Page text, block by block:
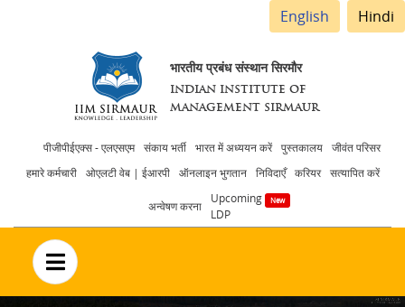
English Hindi
भारतीय प्रबंध संस्थान सिरमौर
INDIAN INSTITUTE OF
MANAGEMENT SIRMAUR
Header
menu
पीजीपीईएक्स - एलएसएम संकाय भर्ती भारत में अध्ययन करें पुस्तकालय
जीवंत परिसर
हमारे कर्मचारी
ओएलटी वेब | ईआरपी ऑनलाइन भुगतान निविदाएँ करियर सत्यापित करें
अन्वेषण करना
Upcoming
LDP
no text